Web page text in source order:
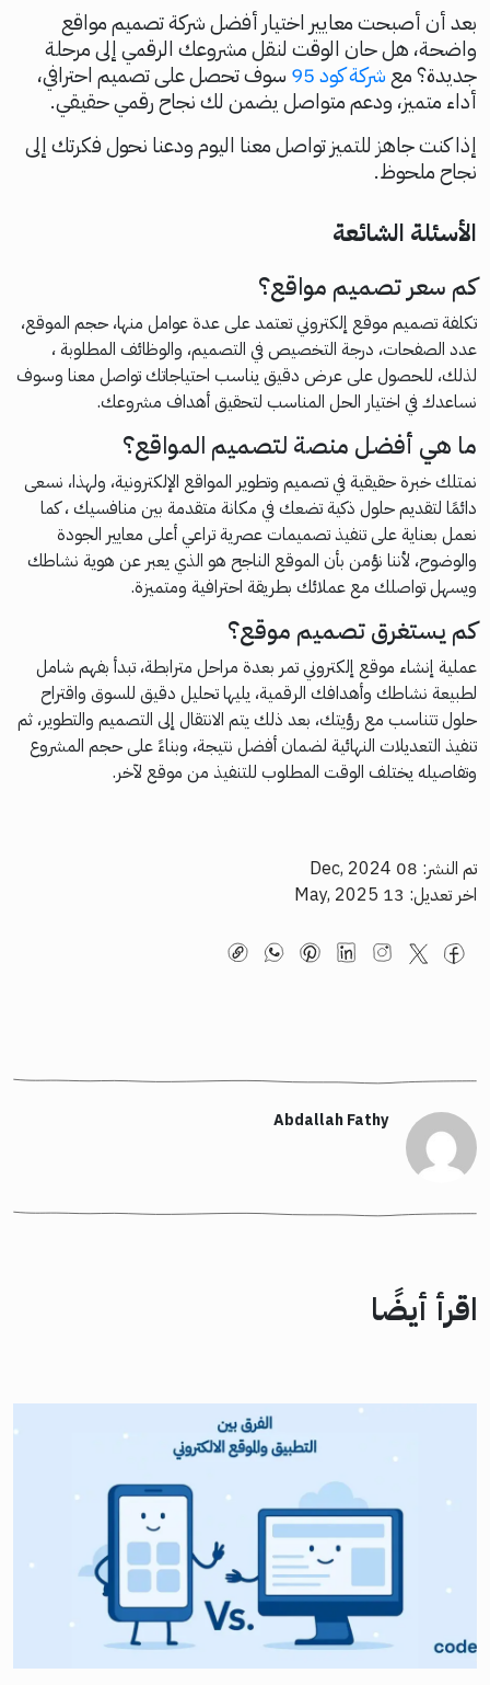
بعد أن أصبحت معايير اختيار أفضل شركة تصميم مواقع
واضحة، هل حان الوقت لنقل مشروعك الرقمي إلى مرحلة
جديدة؟ معشركة كود 95
سوف تحصل على تصميم احترافي،
أداء متميز، ودعم متواصل يضمن لك نجاح رقمي حقيقي.
إذا كنت جاهز للتميز تواصل معنا اليوم ودعنا نحول فكرتك إلى
نجاح ملحوظ.
الأسئلة الشائعة
كم سعر تصميم مواقع؟
تكلفة تصميم موقع إلكتروني تعتمد على عدة عوامل منها، حجم الموقع،
عدد الصفحات، درجة التخصيص في التصميم، والوظائف المطلوبة ،
لذلك، للحصول على عرض دقيق يناسب احتياجاتك تواصل معنا وسوف
نساعدك في اختيار الحل المناسب لتحقيق أهداف مشروعك.
ما هي أفضل منصة لتصميم المواقع؟
نمتلك خبرة حقيقية في تصميم وتطوير المواقع الإلكترونية، ولهذا، نسعى
دائمًا لتقديم حلول ذكية تضعك في مكانة متقدمة بين منافسيك ، كما
نعمل بعناية على تنفيذ تصميمات عصرية تراعي أعلى معايير الجودة
والوضوح، لأننا نؤمن بأن الموقع الناجح هو الذي يعبر عن هوية نشاطك
ويسهل تواصلك مع عملائك بطريقة احترافية ومتميزة.
كم يستغرق تصميم موقع؟
عملية إنشاء موقع إلكتروني تمر بعدة مراحل مترابطة، تبدأ بفهم شامل
لطبيعة نشاطك وأهدافك الرقمية، يليها تحليل دقيق للسوق واقتراح
حلول تتناسب مع رؤيتك، بعد ذلك يتم الانتقال إلى التصميم والتطوير، ثم
تنفيذ التعديلات النهائية لضمان أفضل نتيجة، وبناءً على حجم المشروع
وتفاصيله يختلف الوقت المطلوب للتنفيذ من موقع لآخر.
تم النشر: 08 Dec, 2024
اخر تعديل: 13 May, 2025
Abdallah Fathy
اقرأ أيضًا